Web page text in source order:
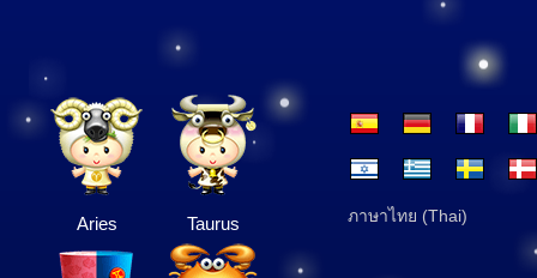
Aries Taurus ภาษาไทย (Thai)